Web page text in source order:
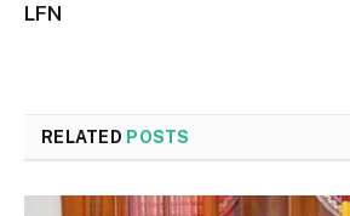
LFN
RELATED POSTS